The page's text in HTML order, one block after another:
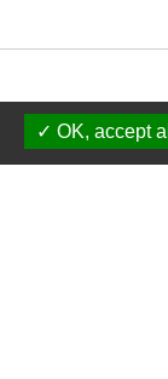
OK, accept all